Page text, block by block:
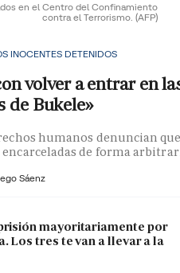
en el Centro del Confinamiento
contra el Terrorismo. (AFP)
INOCENTES DETENIDOS
volver a entrar en
de Bukele»
humanos denuncian
de forma
Sáenz
mayoritariamente por
Los tres te van a llevar a la